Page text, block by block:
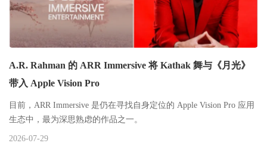
A.R. Rahman 的 ARR Immersive 将 Kathak 舞与《月光》
带入 Apple Vision Pro
目前，ARR Immersive 是仍在寻找自身定位的 Apple Vision Pro 应用
生态中，最为深思熟虑的作品之一。
2026-07-29